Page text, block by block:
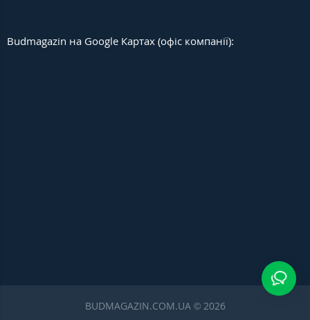
Budmagazin на Google Картах (офіс компанії):
BUDMAGAZIN.COM.UA © 2026